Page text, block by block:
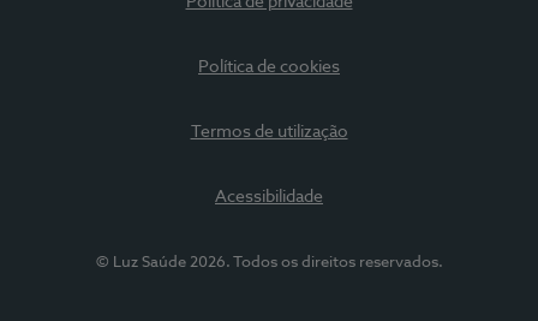
Política de cookies
Termos de utilização
Acessibilidade
© Luz Saúde 2026. Todos os direitos reservados.